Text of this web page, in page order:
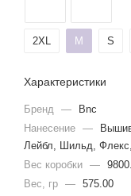
2XL M S
Характеристики
Бренд —
Bnc
Нанесение —
Лейбл, Шильд,
Вес коробки —
Вес, гр — 575.00